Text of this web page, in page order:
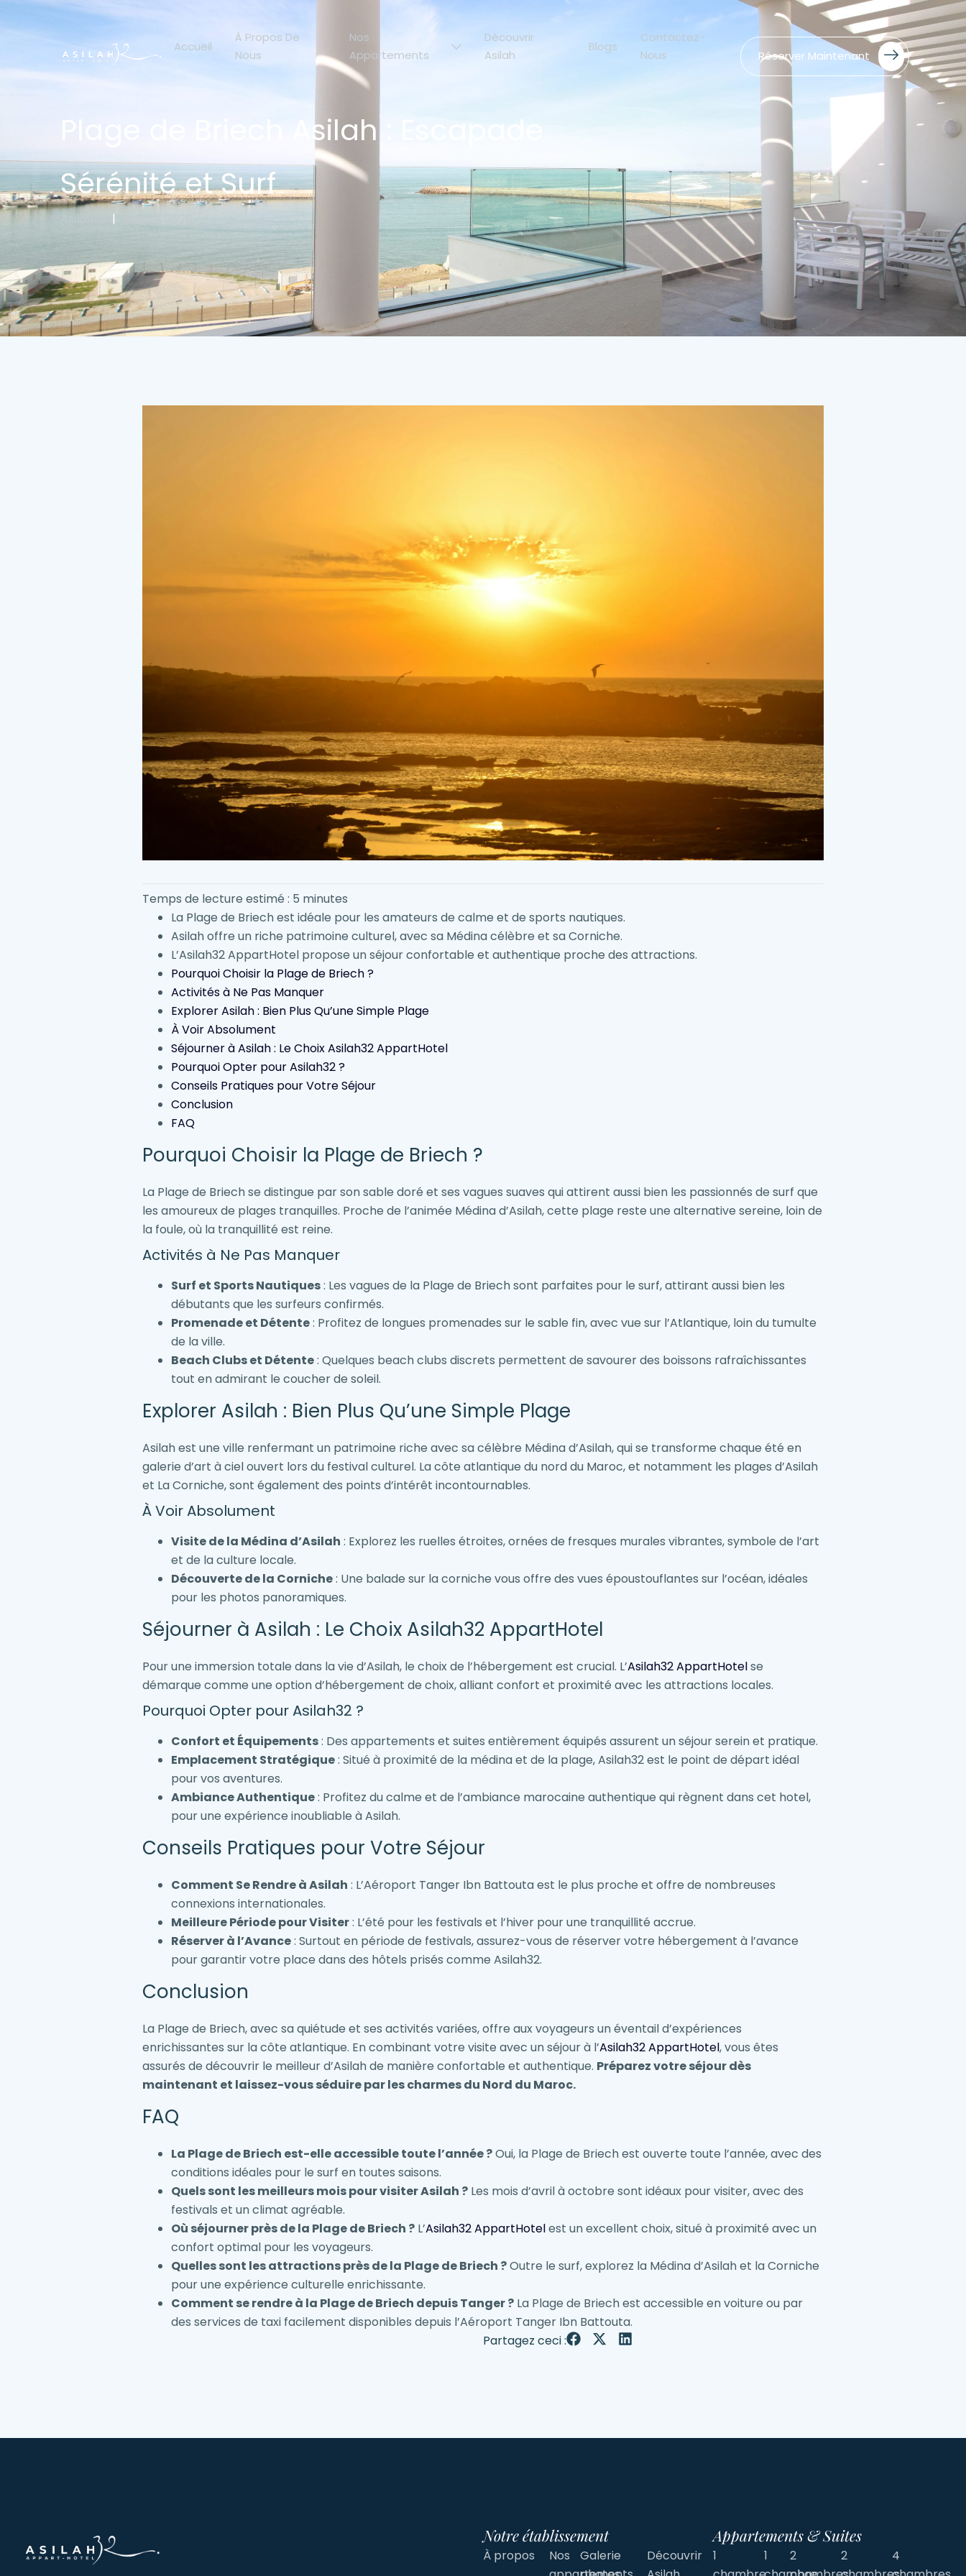
Accueil
À Propos De
Nous
Nos
Appartements
Découvrir
Asilah
Blogs
Contactez-
Nous
Réserver Maintenant
Plage de Briech Asilah : Escapade
Sérénité et Surf
|
Temps de lecture estimé : 5 minutes
La Plage de Briech est idéale pour les amateurs de calme et de sports nautiques.
Asilah offre un riche patrimoine culturel, avec sa Médina célèbre et sa Corniche.
L’Asilah32 AppartHotel propose un séjour confortable et authentique proche des attractions.
Pourquoi Choisir la Plage de Briech ?
Activités à Ne Pas Manquer
Explorer Asilah : Bien Plus Qu’une Simple Plage
À Voir Absolument
Séjourner à Asilah : Le Choix Asilah32 AppartHotel
Pourquoi Opter pour Asilah32 ?
Conseils Pratiques pour Votre Séjour
Conclusion
FAQ
Pourquoi Choisir la Plage de Briech ?
La Plage de Briech se distingue par son sable doré et ses vagues suaves qui attirent aussi bien les passionnés de surf que
les amoureux de plages tranquilles. Proche de l’animée Médina d’Asilah, cette plage reste une alternative sereine, loin de
la foule, où la tranquillité est reine.
Activités à Ne Pas Manquer
Surf et Sports Nautiques: Les vagues de la Plage de Briech sont parfaites pour le surf, attirant aussi bien les
débutants que les surfeurs confirmés.
Promenade et Détente: Profitez de longues promenades sur le sable fin, avec vue sur l’Atlantique, loin du tumulte
de la ville.
Beach Clubs et Détente: Quelques beach clubs discrets permettent de savourer des boissons rafraîchissantes
tout en admirant le coucher de soleil.
Explorer Asilah : Bien Plus Qu’une Simple Plage
Asilah est une ville renfermant un patrimoine riche avec sa célèbre Médina d’Asilah, qui se transforme chaque été en
galerie d’art à ciel ouvert lors du festival culturel. La côte atlantique du nord du Maroc, et notamment les plages d’Asilah
et La Corniche, sont également des points d’intérêt incontournables.
À Voir Absolument
Visite de la Médina d’Asilah : Explorez les ruelles étroites, ornées de fresques murales vibrantes, symbole de l’art
et de la culture locale.
Découverte de la Corniche: Une balade sur la corniche vous offre des vues époustouflantes sur l’océan, idéales
pour les photos panoramiques.
Séjourner à Asilah : Le Choix Asilah32 AppartHotel
Pour une immersion totale dans la vie d’Asilah, le choix de l’hébergement est crucial. L’Asilah32 AppartHotelse
démarque comme une option d’hébergement de choix, alliant confort et proximité avec les attractions locales.
Pourquoi Opter pour Asilah32 ?
Confort et Équipements: Des appartements et suites entièrement équipés assurent un séjour serein et pratique.
Emplacement Stratégique: Situé à proximité de la médina et de la plage, Asilah32 est le point de départ idéal
pour vos aventures.
Ambiance Authentique: Profitez du calme et de l’ambiance marocaine authentique qui règnent dans cet hotel,
pour une expérience inoubliable à Asilah.
Conseils Pratiques pour Votre Séjour
Comment Se Rendre à Asilah : L’Aéroport Tanger Ibn Battouta est le plus proche et offre de nombreuses
connexions internationales.
Meilleure Période pour Visiter: L’été pour les festivals et l’hiver pour une tranquillité accrue.
Réserver à l’Avance: Surtout en période de festivals, assurez-vous de réserver votre hébergement à l’avance
pour garantir votre place dans des hôtels prisés comme Asilah32.
Conclusion
La Plage de Briech, avec sa quiétude et ses activités variées, offre aux voyageurs un éventail d’expériences
enrichissantes sur la côte atlantique. En combinant votre visite avec un séjour à l’Asilah32 AppartHotel, vous êtes
assurés de découvrir le meilleur d’Asilah de manière confortable et authentique. Préparez votre séjour dès
maintenant et laissez-vous séduire par les charmes du Nord du Maroc.
FAQ
La Plage de Briech est-elle accessible toute l’année ?Oui, la Plage de Briech est ouverte toute l’année, avec des
conditions idéales pour le surf en toutes saisons.
Quels sont les meilleurs mois pour visiter Asilah ? Les mois d’avril à octobre sont idéaux pour visiter, avec des
festivals et un climat agréable.
Où séjourner près de la Plage de Briech ? L’Asilah32 AppartHotelest un excellent choix, situé à proximité avec un
confort optimal pour les voyageurs.
Quelles sont les attractions près de la Plage de Briech ?Outre le surf, explorez la Médina d’Asilah et la Corniche
pour une expérience culturelle enrichissante.
Comment se rendre à la Plage de Briech depuis Tanger ? La Plage de Briech est accessible en voiture ou par
des services de taxi facilement disponibles depuis l’Aéroport Tanger Ibn Battouta.
Partagez ceci :
Notre établissement
À propos
Nos
Galerie
Découvrir
Appartements & Suites
1
1
2
2
4